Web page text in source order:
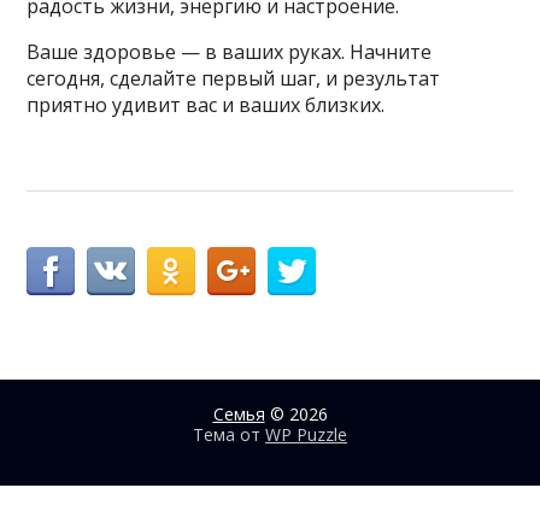
радость жизни, энергию и настроение.
Ваше здоровье — в ваших руках. Начните
сегодня, сделайте первый шаг, и результат
приятно удивит вас и ваших близких.
Семья © 2026
Тема от WP Puzzle